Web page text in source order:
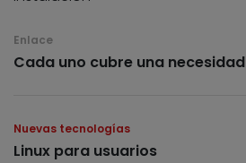
Enlace
Cada uno cubre una necesidad
Nuevas tecnologías
Linux para usuarios